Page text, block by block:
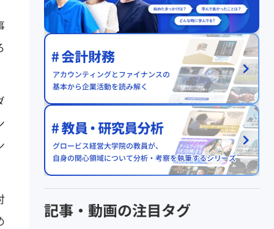
記事・動画の注目タグ